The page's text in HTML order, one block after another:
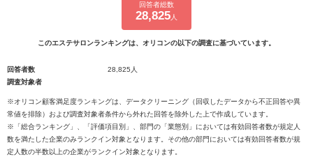
回答者総数
28,825 人
このエステサロンランキングは、オリコンの以下の調査に基づいています。
回答者数
28,825人
調査対象者
※オリコン顧客満足度ランキングは、データクリーニング（回収したデータから不正回答や異
常値を排除）および調査対象者条件から外れた回答を除外した上で作成しています。
※「総合ランキング」、「評価項目別」、部門の「業態別」においては有効回答者数が規定人
数を満たした企業のみランクイン対象となります。その他の部門においては有効回答者数が規
定人数の半数以上の企業がランクイン対象となります。